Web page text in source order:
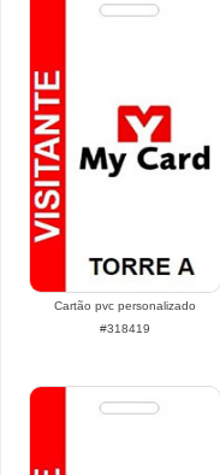
Cartão pvc personalizado
#318419